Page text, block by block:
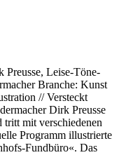
Preusse, Leise-Töne-
Branche: Kunst
// Versteckt
Dirk Preusse
tritt mit verschiedenen
Programm illustrierte
Fundbüro«. Das